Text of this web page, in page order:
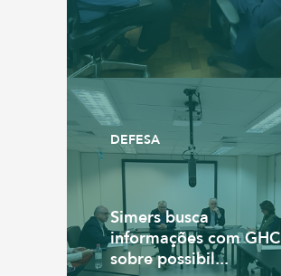
DEFESA
Simers busca
informações com GHC
sobre possibil...